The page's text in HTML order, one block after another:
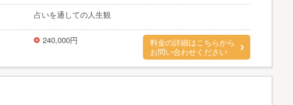
占いを通しての人生観
240,000円
料金の詳細はこちらから
お問い合わせください